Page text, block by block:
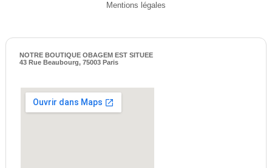
Mentions légales
NOTRE BOUTIQUE OBAGEM EST SITUEE
43 Rue Beaubourg, 75003 Paris